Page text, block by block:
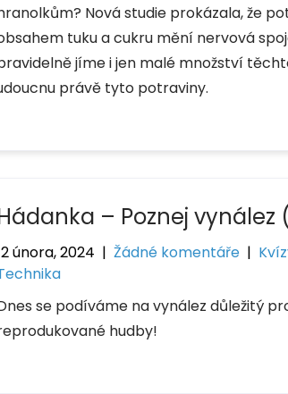
Nová studie prokázala, že
tuku a cukru mění nervová
jíme i jen malé množství
právě tyto potraviny.
– Poznej vynález
února, 2024 |Žádné komentáře |
se podíváme na vynález důležitý
hudby!